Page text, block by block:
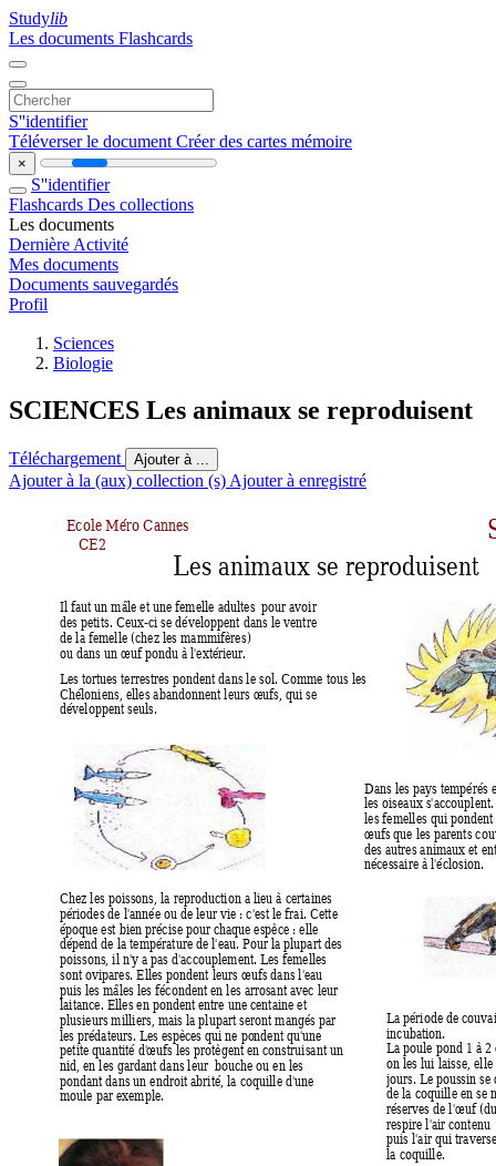
Studylib
Les documents Flashcards
S''identifier
Téléverser le document Créer des cartes mémoire
×
S''identifier
Flashcards Des collections
Les documents
Dernière Activité
Mes documents
Documents sauvegardés
Profil
Sciences
Biologie
SCIENCES Les animaux se reproduisent
Téléchargement Ajouter à ...
Ajouter à la (aux) collection (s) Ajouter à enregistré
Il faut un mâle et une femelle adultes  pour avoir
des petits. Ceux-ci se développent dans le ventre
de la femelle (chez les mammifères)
ou dans un œuf pondu à l'extérieur.
Dans les pays tempérés
les oiseaux
les femelles qui
œufs que les parents
des autres animaux et
nécessaire à l'éclosion.
Chez les poissons, la reproduction a lieu à certaines
périodes de l'année ou de leur vie : c'est le frai. Cette
époque est bien précise pour chaque espèce : elle
dépend de la température de l'eau. Pour la plupart des
poissons, il n'y a pas d'accouplement. Les femelles
sont ovipares. Elles pondent leurs œufs dans l'eau
puis les mâles les fécondent en les arrosant avec leur
laitance. Elles en pondent entre une centaine et
plusieurs milliers, mais la plupart seront mangés par
les prédateurs. Les espèces qui ne pondent qu'une
petite quantité d'œufs les protègent en construisant un
nid, en les gardant dans leur  bouche ou en les
pondant dans un endroit abrité, la coquille d'une
moule par exemple.
Les animaux se reproduisent
Ecole Méro Cannes
CE2
Les tortues terrestres pondent dans le sol. Comme tous les
Chéloniens, elles abandonnent leurs œufs, qui se
développent seuls.
La période de
incubation.
La poule pond 1 à
on les lui laisse,
jours. Le poussin
de la coquille en se
réserves de l'œuf
respire l'air contenu
puis l'air qui
la coquille.